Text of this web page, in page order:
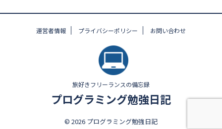
運営者情報 プライバシーポリシー お問い合わせ
旅好きフリーランスの備忘録
プログラミング勉強日記
© 2026 プログラミング勉強日記